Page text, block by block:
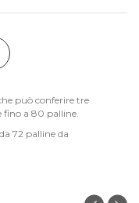
può conferire tre
fino a 80 palline.
72 palline da